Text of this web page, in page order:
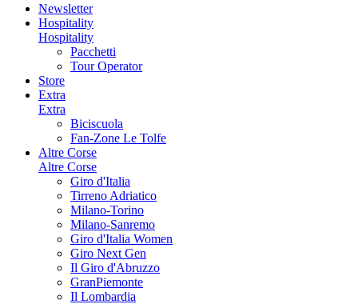
Newsletter
Hospitality
Hospitality
Pacchetti
Tour Operator
Store
Extra
Extra
Biciscuola
Fan-Zone Le Tolfe
Altre Corse
Altre Corse
Giro d'Italia
Tirreno Adriatico
Milano-Torino
Milano-Sanremo
Giro d'Italia Women
Giro Next Gen
Il Giro d'Abruzzo
GranPiemonte
Il Lombardia